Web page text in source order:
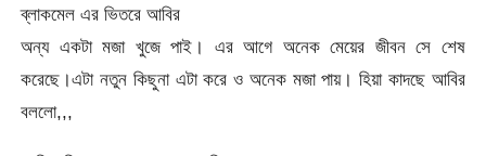
ব্লাকমেল এর ভিতরে আবির
অন্য একটা মজা খুজে পাই। এর আগে অনেক মেয়ের জীবন সে শেষ
করেছে।এটা নতুন কিছুনা এটা করে ও অনেক মজা পায়। হিয়া কাদছে আবির
বললো,,,